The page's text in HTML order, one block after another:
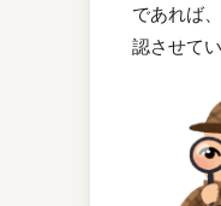
であれば
認させて